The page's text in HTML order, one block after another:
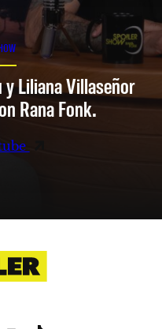
y Liliana Villaseñor
Rana Fonk.
X YouTube